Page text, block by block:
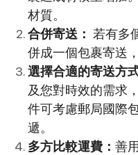
材質。
合併寄送： 若有多
併成一個包裹寄送
選擇合適的寄送方
及您對時效的需求
件可考慮郵局國際
遞。
多方比較運費： 善